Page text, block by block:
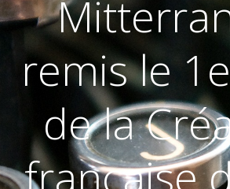
remis le
de la
française